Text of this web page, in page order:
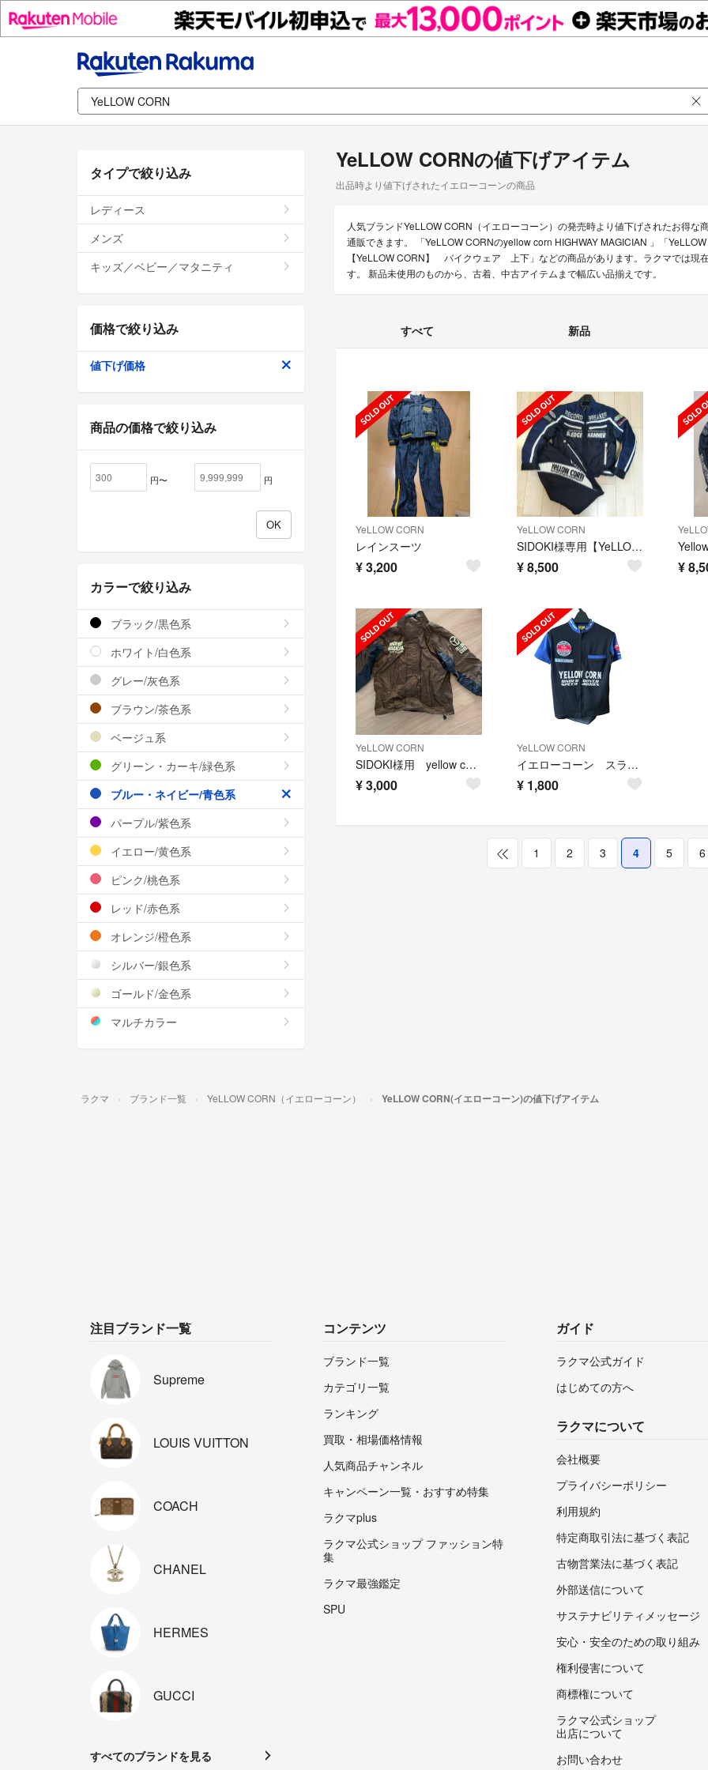
YeLLOW CORNの値下げアイテム
出品時より値下げされたイエローコーンの商品
人気ブランドYeLLOW CORN（イエローコーン）の発売時より値下げされたお得
通販できます。 「YeLLOW CORNのyellow corn HIGHWAY MAGICIAN 」「
【YeLLOW CORN】 バイクウェア 上下」などの商品があります。ラクマでは現
す。 新品未使用のものから、古着、中古アイテムまで幅広い品揃えです。
すべて 新品
YeLLOW CORN
レインスーツ
¥3,200
YeLLOW CORN
SIDOKI様専用【YeLLOW CORN】 バイクウェア 上下
¥8,500 ¥
YeLLOW CORN
SIDOKI様用 yellow corn バイク用レインコート Mサイズ
¥3,000
YeLLOW CORN
イエローコーン スラッジハンマー ジップアップ
¥ 1,800
1 2 3 4 5 6
タイプで絞り込み
レディース
メンズ
キッズ／ベビー／マタニティ
価格で絞り込み
値下げ価格
商品の価格で絞り込み
円〜 円
カラーで絞り込み
ブラック/黒色系
ホワイト/白色系
グレー/灰色系
ブラウン/茶色系
ベージュ系
グリーン・カーキ/緑色系
ブルー・ネイビー/青色系
パープル/紫色系
イエロー/黄色系
ピンク/桃色系
レッド/赤色系
オレンジ/橙色系
シルバー/銀色系
ゴールド/金色系
マルチカラー
ラクマ ブランド一覧 YeLLOW CORN（イエローコーン） YeLLOW CORN(イエローコーン)の値下げアイテム
注目ブランド一覧
Supreme
LOUIS VUITTON
COACH
CHANEL
HERMES
GUCCI
すべてのブランドを見る
コンテンツ
ブランド一覧
カテゴリ一覧
ランキング
買取・相場価格情報
人気商品チャンネル
キャンペーン一覧・おすすめ特集
ラクマplus
ラクマ公式ショップ ファッション特
集
ラクマ最強鑑定
SPU
ガイド
ラクマ公式ガイド
はじめての方へ
ラクマについて
会社概要
プライバシーポリシー
利用規約
特定商取引法に基づく表記
古物営業法に基づく表記
外部送信について
サステナビリティメッセージ
安心・安全のための取り組み
権利侵害について
商標権について
ラクマ公式ショップ
出店について
お問い合わせ